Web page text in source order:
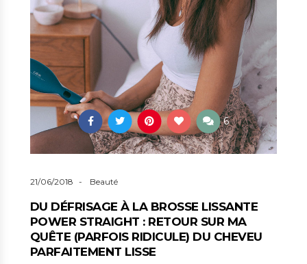
6
21/06/2018 Beauté
DU DÉFRISAGE À LA BROSSE LISSANTE
POWER STRAIGHT : RETOUR SUR MA
QUÊTE (PARFOIS RIDICULE) DU CHEVEU
PARFAITEMENT LISSE